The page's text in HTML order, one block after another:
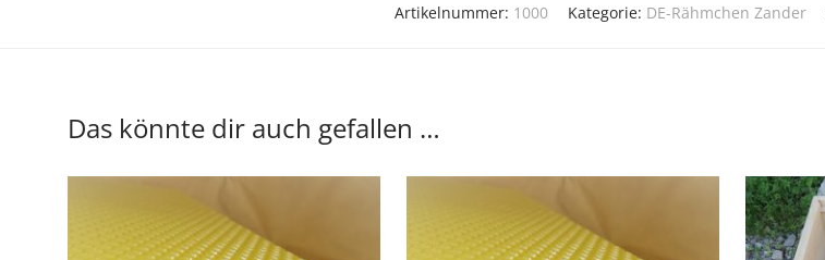
Artikelnummer: 1000 Kategorie: DE-Rähmchen Zander
Das könnte dir auch gefallen …